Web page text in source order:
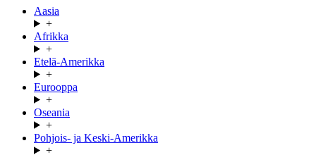
Aasia
+
Afrikka
+
Etelä-Amerikka
+
Eurooppa
+
Oseania
+
Pohjois- ja Keski-Amerikka
+